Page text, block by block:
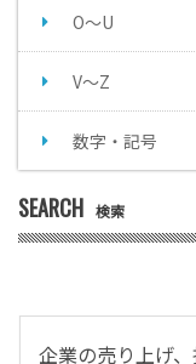
O～U
V～Z
数字・記号
SEARCH 検索
企業の売り上げ